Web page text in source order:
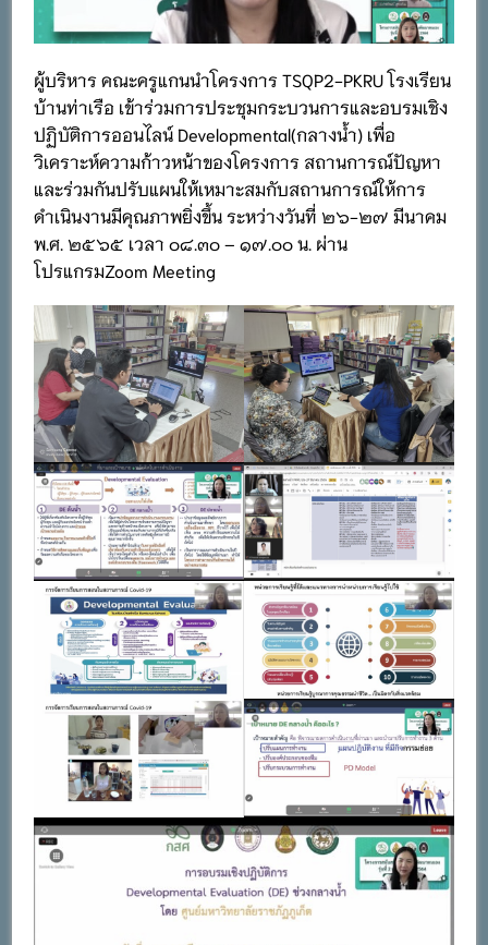
ผู้บริหาร คณะครูแกนนำโครงการ TSQP2-PKRU โรงเรียน
บ้านท่าเรือ เข้าร่วมการประชุมกระบวนการและอบรมเชิง
ปฏิบัติการออนไลน์ Developmental(กลางน้ำ) เพื่อ
วิเคราะห์ความก้าวหน้าของโครงการ สถานการณ์ปัญหา
และร่วมกันปรับแผนให้เหมาะสมกับสถานการณ์ให้การ
ดำเนินงานมีคุณภาพยิ่งขึ้น ระหว่างวันที่ ๒๖-๒๗ มีนาคม
พ.ศ. ๒๕๖๕ เวลา ๐๘.๓๐ – ๑๗.๐๐ น. ผ่าน
โปรแกรมZoom Meeting